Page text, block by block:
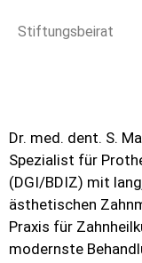
Stiftungsbeirat
Dr. med. dent. S.
Spezialist für
(DGI/BDIZ) mit
ästhetischen
Praxis für
modernste